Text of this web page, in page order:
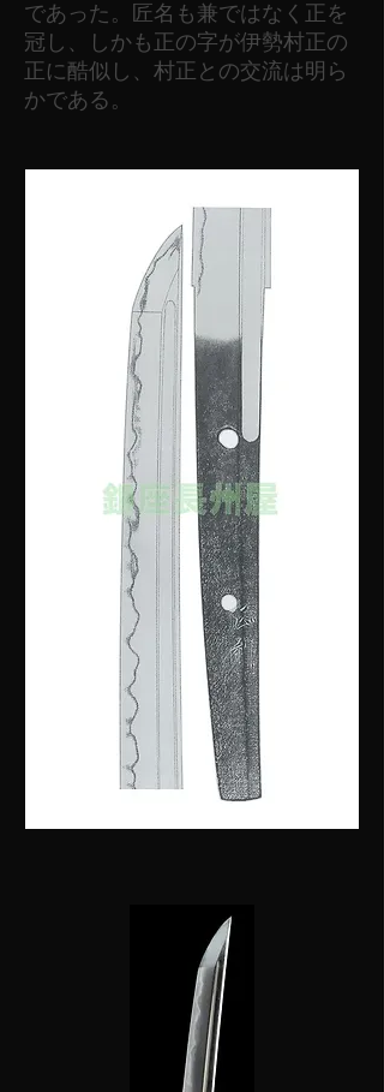
であった。匠名も兼ではなく正を
冠し、しかも正の字が伊勢村正の
正に酷似し、村正との交流は明ら
かである。